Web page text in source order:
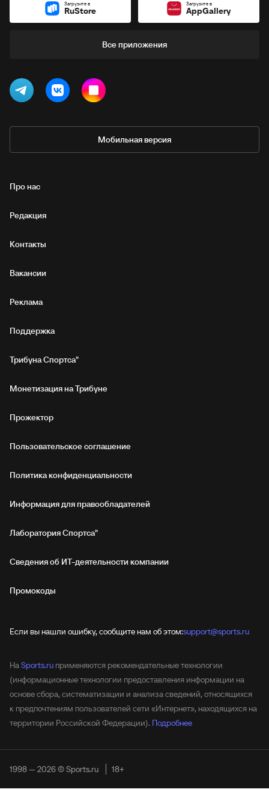
Загрузите в
RuStore
Загрузите в
AppGallery
Все приложения
Мобильная версия
Про нас
Редакция
Контакты
Вакансии
Реклама
Поддержка
Трибуна Спортса"
Монетизация на Трибуне
Прожектор
Пользовательское соглашение
Политика конфиденциальности
Информация для правообладателей
Лаборатория Спортса"
Сведения об ИТ‑деятельности компании
Промокоды
Если вы нашли ошибку, сообщите нам об этом:support@sports.ru
НаSports.ru применяются рекомендательные технологии
(информационные технологии предоставления информации на
основе сбора, систематизации и анализа сведений, относящихся
к предпочтениям пользователей сети «Интернет», находящихся на
территории Российской Федерации). Подробнее
1998 — 2026 © Sports.ru 18+